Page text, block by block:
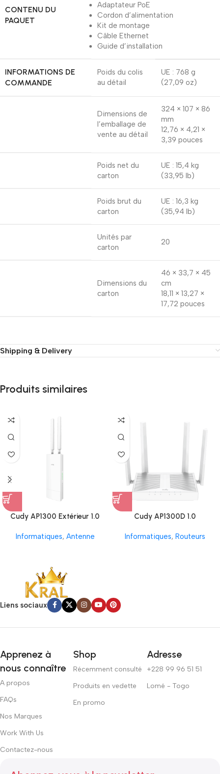
CONTENU DU
PAQUET
Adaptateur PoE
Cordon d’alimentation
Kit de montage
Câble Ethernet
Guide d’installation
INFORMATIONS DE
COMMANDE
Poids du colis
au détail
UE : 768 g
(27,09 oz)
Dimensions de
l’emballage de
vente au détail
324 × 107 × 86
mm
12,76 × 4,21 ×
3,39 pouces
Poids net du
carton
UE : 15,4 kg
(33,95 lb)
Poids brut du
carton
UE : 16,3 kg
(35,94 lb)
Unités par
carton
20
Dimensions du
carton
46 × 33,7 × 45
cm
18,11 × 13,27 ×
17,72 pouces
Shipping & Delivery
Produits similaires
Cudy AP1300 Extérieur 1.0
Informatiques, Antenne
Cudy AP1300D 1.0
Informatiques, Routeurs
Liens sociaux
Apprenez à
nous connaître
A propos
FAQs
Nos Marques
Work With Us
Contactez-nous
Shop
Récemment consulté
Produits en vedette
En promo
Adresse
+228 99 96 51 51
Lomé - Togo